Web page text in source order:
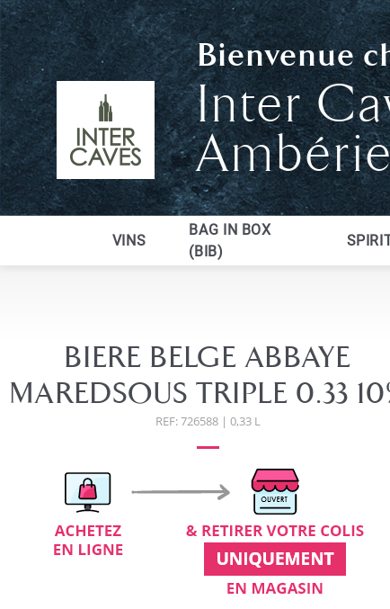
Bienvenue
Inter
VINS
BAG IN BOX
(BIB)
BIERE BELGE ABBAYE
MAREDSOUS TRIPLE 0.33
REF: 726588 | 0,33 L